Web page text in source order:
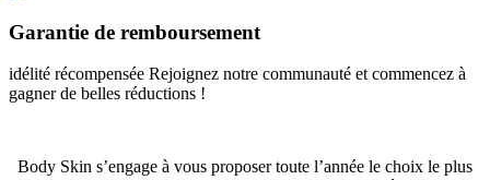
Garantie de remboursement
idélité récompensée Rejoignez notre communauté et commencez à
gagner de belles réductions !
Body Skin s’engage à vous proposer toute l’année le choix le plus